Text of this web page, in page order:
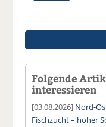
Folgende
interessieren
[03.08.2026] Nord-
Fischzucht – hoher